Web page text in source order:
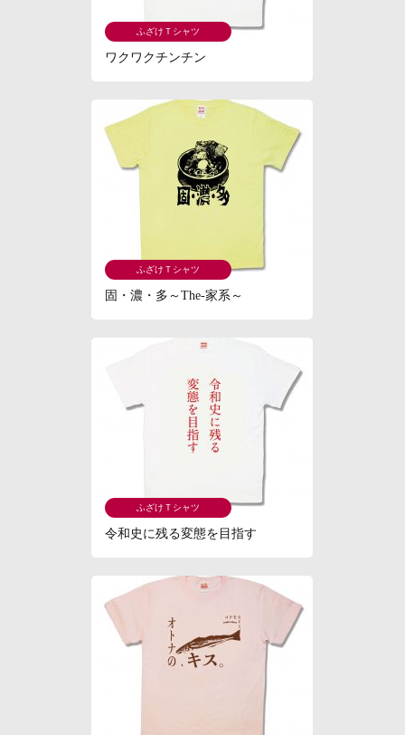
ふざけＴシャツ
ワクワクチンチン
ふざけＴシャツ
固・濃・多～The-家系～
ふざけＴシャツ
令和史に残る変態を目指す